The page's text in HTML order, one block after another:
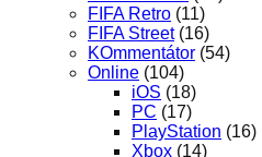
FIFA Retro (11)
FIFA Street(16)
KOmmentátor (54)
Online (104)
iOS (18)
PC (17)
PlayStation (16)
Xbox (14)